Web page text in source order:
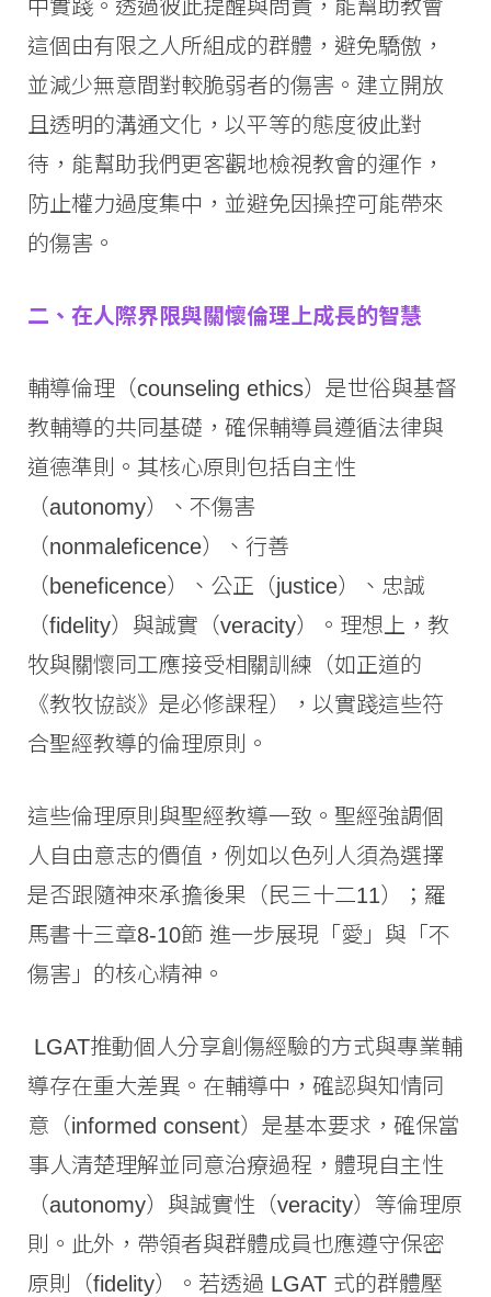
中實踐。透過彼此提醒與問責，能幫助教會
這個由有限之人所組成的群體，避免驕傲，
並減少無意間對較脆弱者的傷害。建立開放
且透明的溝通文化，以平等的態度彼此對
待，能幫助我們更客觀地檢視教會的運作，
防止權力過度集中，並避免因操控可能帶來
的傷害。
二、在人際界限與關懷倫理上成長的智慧
輔導倫理（counseling ethics）是世俗與基督
教輔導的共同基礎，確保輔導員遵循法律與
道德準則。其核心原則包括自主性
（autonomy）、不傷害
（nonmaleficence）、行善
（beneficence）、公正（justice）、忠誠
（fidelity）與誠實（veracity）。理想上，教
牧與關懷同工應接受相關訓練（如正道的
《教牧協談》是必修課程），以實踐這些符
合聖經教導的倫理原則。
這些倫理原則與聖經教導一致。聖經強調個
人自由意志的價值，例如以色列人須為選擇
是否跟隨神來承擔後果（民三十二11）；羅
馬書十三章8-10節 進一步展現「愛」與「不
傷害」的核心精神。
LGAT推動個人分享創傷經驗的方式與專業輔
導存在重大差異。在輔導中，確認與知情同
意（informed consent）是基本要求，確保當
事人清楚理解並同意治療過程，體現自主性
（autonomy）與誠實性（veracity）等倫理原
則。此外，帶領者與群體成員也應遵守保密
原則（fidelity）。若透過 LGAT 式的群體壓